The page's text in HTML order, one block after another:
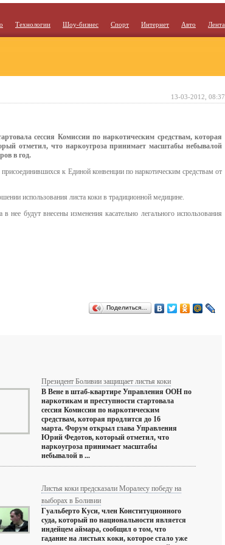
Технологии Шоу-бизнес Спорт Интернет Авто Лента
сессия Комиссии по наркотическим средствам, которая
отметил, что наркоугроза принимает масштабы небывалой
в год.
к Единой конвенции по наркотическим средствам от
использования листа коки в традиционной медицине.
будут внесены изменения касательно легального использования
Поделиться…
Президент Боливии защищает листья коки
В Вене в штаб-квартире Управления ООН по
наркотикам и преступности стартовала
сессия Комиссии по наркотическим
средствам, которая продлится до 16
марта. Форум открыл глава Управления
Юрий Федотов, который отметил, что
наркоугроза принимает масштабы
небывалой в ...
Листья коки предсказали Моралесу победу на
выборах в Боливии
Гуальберто Куси, член Конституционного
суда, который по национальности является
индейцем аймара, сообщил о том, что
гадание на листьях коки, которое стало уже
13-03-2012, 08:37